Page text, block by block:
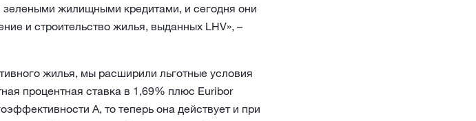
жилищными кредитами, и сегодня они
и строительство жилья, выданных LHV», –
жилья, мы расширили льготные условия
процентная ставка в 1,69% плюс Euribor
А, то теперь она действует и при